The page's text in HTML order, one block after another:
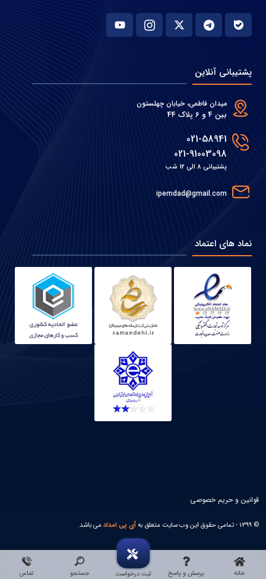
خانه پرسش و پاسخ ثبت درخواست جستجو تماس
پشتیبانی آنلاین
میدان فاطمی، خیابان چهلستون
بین 4 و 6 پلاک 44
021-58941
021-91003098
پشتیبانی 8 الی 12 شب
ipemdad@gmail.com
نماد های اعتماد
© 1399 - تمامی حقوق این وب سایت متعلق به آی پی امدادمی باشد.
قوانین و حریم خصوصی